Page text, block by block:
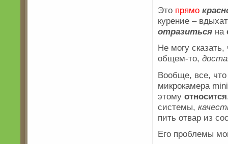
Это прямо
курение –
отразиться на
Не могу
общем-то,
Вообще, все,
микрокамера
этому относится
системы,
пить отвар из
Его проблемы